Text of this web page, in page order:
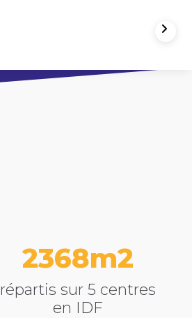
3296
répartis sur 5 centres
en IDF